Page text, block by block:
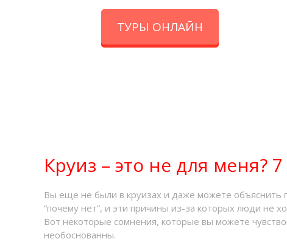
ТУРЫ ОНЛАЙН
Круиз – это не для меня?
Вы еще не были в круизах и даже можете объяснить
“почему нет”, и эти причины из-за которых люди не
Вот некоторые сомнения, которые вы можете
необоснованны.